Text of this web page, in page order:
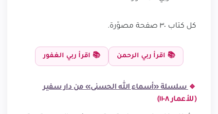
كل كتاب ٣٠ صفحة مصوّرة.
📚 اقرأ ربي الرحمن 📚 اقرأ ربي الغفور
🔹سلسلة «أسماء الله الحسنى» من دار سفير
(للأعمار ٨-١١)